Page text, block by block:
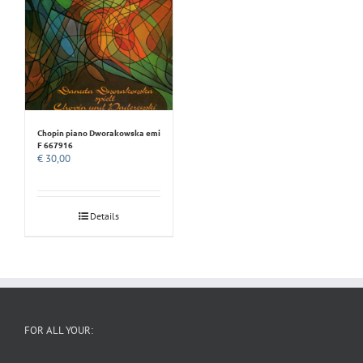
Chopin piano Dworakowska emi
F 667916
€ 30,00
Details
FOR ALL YOUR: